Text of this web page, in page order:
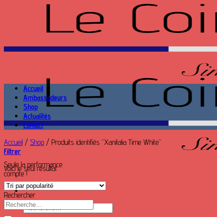
Seule la performance
compte !
Recherche
Accueil
Ambassadeurs
Shop
Actualités
Contact
Accueil / Shop / Produits identifiés “Xanitalia Time White”
Filtrer
Voici le seul résultat
Rechercher
Recherche
pour :